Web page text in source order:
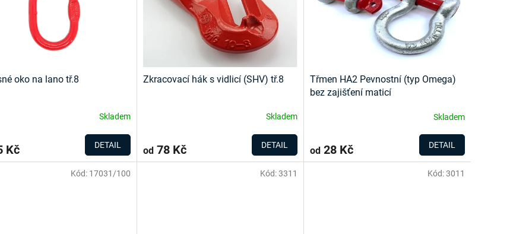
oko na lano tř.8
Skladem
Kč DETAIL
Zkracovací hák s vidlicí (SHV) tř.8
Skladem
od78 Kč DETAIL
Třmen HA2 Pevnostní (typ Omega)
bez zajišťení maticí
Skladem
od28 Kč DETAIL
Kód: 17031/100 Kód:3311 Kód:3011